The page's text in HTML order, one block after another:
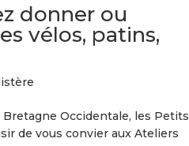
donner ou
vélos, patins,
Bretagne Occidentale, les Petits
de vous convier aux Ateliers